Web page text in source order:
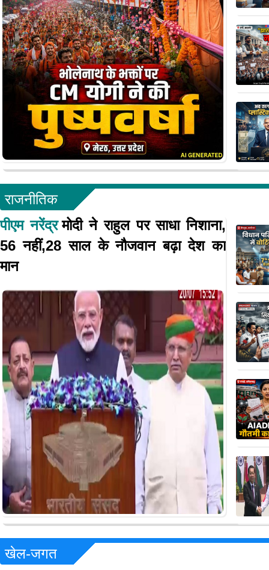
राजनीतिक
पीएम नरेंद्र मोदी ने राहुल पर साधा निशाना,
56 नहीं,28 साल के नौजवान बढ़ा देश का
मान
खेल-जगत